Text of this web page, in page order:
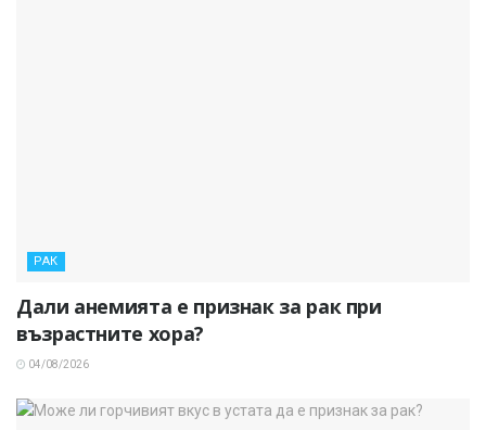
РАК
Дали анемията е признак за рак при
възрастните хора?
04/08/2026